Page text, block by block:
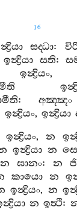
16
සද‍්ධා:
ඉන්‍ද්‍රියා සති:
ඉන්‍ද්‍රියං,
: අඤ‍්ඤං
ඉන්‍ද්‍රියං, ඉන්‍ද්‍රියා
ඉන්‍ද්‍රියං, න
ඉන්‍ද්‍රියා න
න ඝානං: න
කායො න
ඉන්‍ද්‍රියං, න
න ඉත්‍ථි: